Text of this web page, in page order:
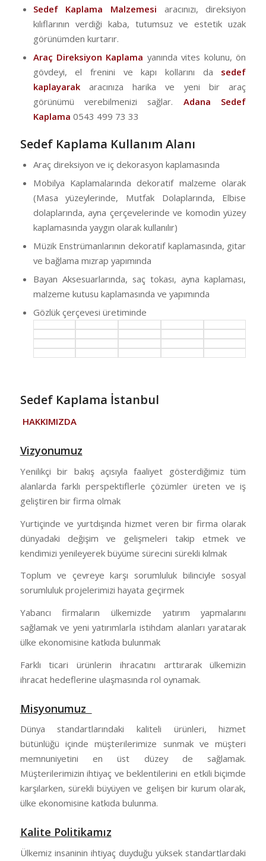
Sedef Kaplama Malzemesi aracınızı, direksiyon
kılıflarının verdiği kaba, tutumsuz ve estetik uzak
görünümden kurtarır.
Araç Direksiyon Kaplama yanında vites kolunu, ön
gövdeyi, el frenini ve kapı kollarını da sedef
kaplayarakaracınıza harika ve yeni bir araç
görünümü verebilmenizi sağlar. Adana Sedef
Kaplama 0543 499 73 33
Sedef Kaplama Kullanım Alanı
Araç direksiyon ve iç dekorasyon kaplamasında
Mobilya Kaplamalarında dekoratif malzeme olarak
(Masa yüzeylerinde, Mutfak Dolaplarında, Elbise
dolaplarında, ayna çerçevelerinde ve komodin yüzey
kaplamasında yaygın olarak kullanılır)
Müzik Enstrümanlarının dekoratif kaplamasında, gitar
ve bağlama mızrap yapımında
Bayan Aksesuarlarında, saç tokası, ayna kaplaması,
malzeme kutusu kaplamasında ve yapımında
Gözlük çerçevesi üretiminde
Sedef Kaplama İstanbul
HAKKIMIZDA
Vizyonumuz
Yenilikçi bir bakış açısıyla faaliyet gösterdiğimiz tüm
alanlarda farklı perspektiflerle çözümler üreten ve iş
geliştiren bir firma olmak
Yurtiçinde ve yurtdışında hizmet veren bir firma olarak
dünyadaki değişim ve gelişmeleri takip etmek ve
kendimizi yenileyerek büyüme sürecini sürekli kılmak
Toplum ve çevreye karşı sorumluluk bilinciyle sosyal
sorumluluk projelerimizi hayata geçirmek
Yabancı firmaların ülkemizde yatırım yapmalarını
sağlamak ve yeni yatırımlarla istihdam alanları yaratarak
ülke ekonomisine katkıda bulunmak
Farklı ticari ürünlerin ihracatını arttırarak ülkemizin
ihracat hedeflerine ulaşmasında rol oynamak.
Misyonumuz
Dünya standartlarındaki kaliteli ürünleri, hizmet
bütünlüğü içinde müşterilerimize sunmak ve müşteri
memnuniyetini en üst düzey de sağlamak.
Müşterilerimizin ihtiyaç ve beklentilerini en etkili biçimde
karşılarken, sürekli büyüyen ve gelişen bir kurum olarak,
ülke ekonomisine katkıda bulunma.
Kalite Politikamız
Ülkemiz insaninin ihtiyaç duyduğu yüksek standartlardaki